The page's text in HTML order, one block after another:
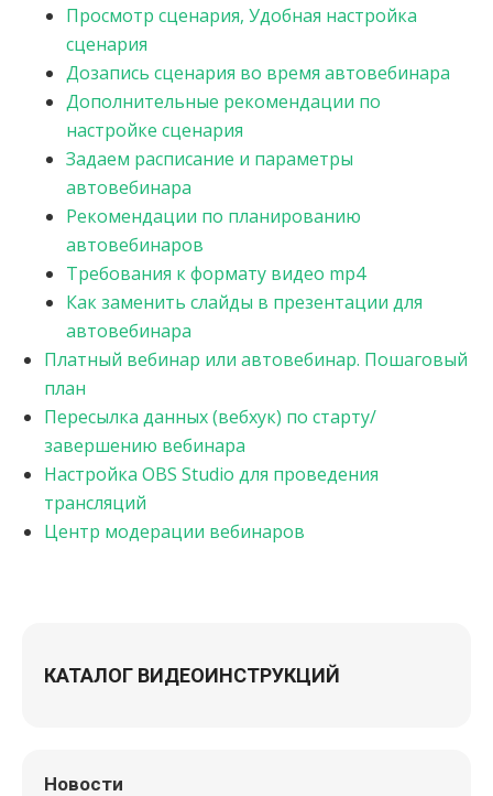
Просмотр сценария, Удобная настройка
сценария
Дозапись сценария во время автовебинара
Дополнительные рекомендации по
настройке сценария
Задаем расписание и параметры
автовебинара
Рекомендации по планированию
автовебинаров
Требования к формату видео mp4
Как заменить слайды в презентации для
автовебинара
Платный вебинар или автовебинар. Пошаговый
план
Пересылка данных (вебхук) по старту/
завершению вебинара
Настройка OBS Studio для проведения
трансляций
Центр модерации вебинаров
КАТАЛОГ ВИДЕОИНСТРУКЦИЙ
Новости